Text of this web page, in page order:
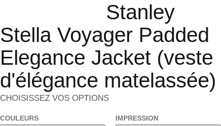
Stanley
Stella Voyager Padded
Elegance Jacket (veste
d'élégance matelassée)
CHOISISSEZ VOS OPTIONS
COULEURS IMPRESSION